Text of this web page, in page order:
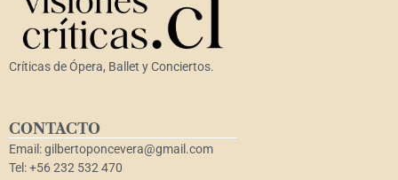
Críticas de Ópera, Ballet y Conciertos.
CONTACTO
Email: gilbertoponcevera@gmail.com
Tel: +56 232 532 470